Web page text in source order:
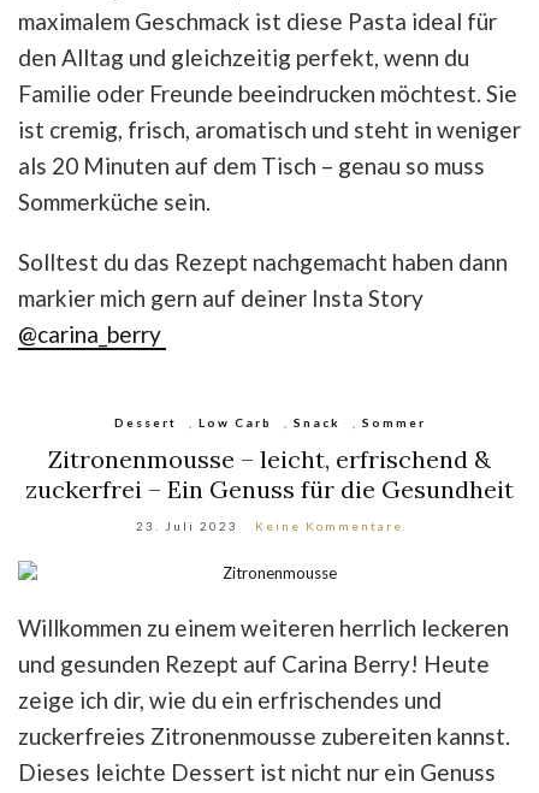
maximalem Geschmack ist diese Pasta ideal für
den Alltag und gleichzeitig perfekt, wenn du
Familie oder Freunde beeindrucken möchtest. Sie
ist cremig, frisch, aromatisch und steht in weniger
als 20 Minuten auf dem Tisch – genau so muss
Sommerküche sein.
Solltest du das Rezept nachgemacht haben dann
markier mich gern auf deiner Insta Story
@carina_berry
Dessert Low Carb Snack Sommer
Zitronenmousse – leicht, erfrischend &
zuckerfrei – Ein Genuss für die Gesundheit
23. Juli 2023 Keine Kommentare
Willkommen zu einem weiteren herrlich leckeren
und gesunden Rezept auf Carina Berry! Heute
zeige ich dir, wie du ein erfrischendes und
zuckerfreies Zitronenmousse zubereiten kannst.
Dieses leichte Dessert ist nicht nur ein Genuss